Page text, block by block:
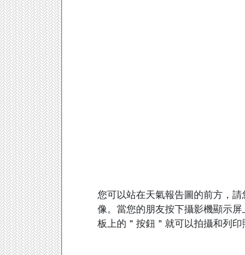
您可以站在天氣報告圖的前方，
像。當您的朋友按下攝影機顯示
板上的＂按鈕＂就可以拍攝和列印